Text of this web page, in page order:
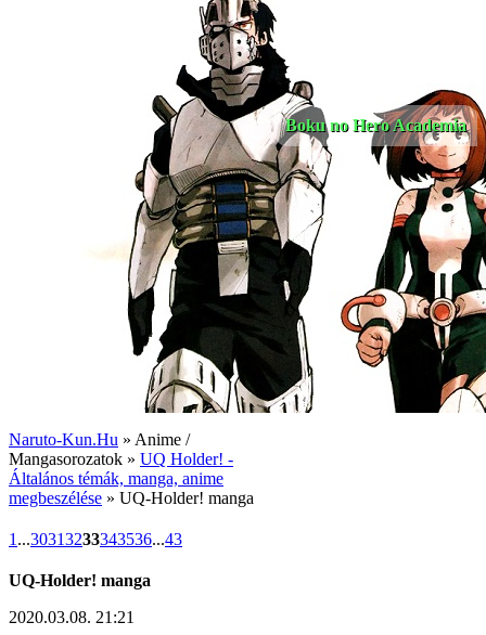
Boku no Hero Academia
Naruto-Kun.Hu » Anime /
Mangasorozatok » UQ Holder! -
Általános témák, manga, anime
megbeszélése » UQ-Holder! manga
1 ...30313233343536...43
UQ-Holder! manga
2020.03.08. 21:21